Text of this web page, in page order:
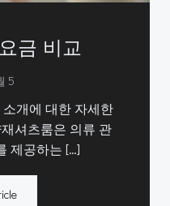
금 비교
5
개에 대한 자세한
셔츠룸은 의류 관
제공하는 […]